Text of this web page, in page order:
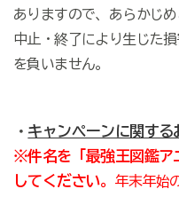
ありますので、あらかじ
中止・終了により生じた
を負いません。
・ キャンペーンに関する
※件名を「最強王図鑑ア
してください。 年末年始